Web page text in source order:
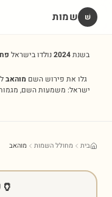
שׁ שמות
בשנת2024נולדו בישראל
גלו את פירוש השם מוהאב
ישראל: משמעות השם, מגמות
בית מחולל השמות מוהאב
🏺